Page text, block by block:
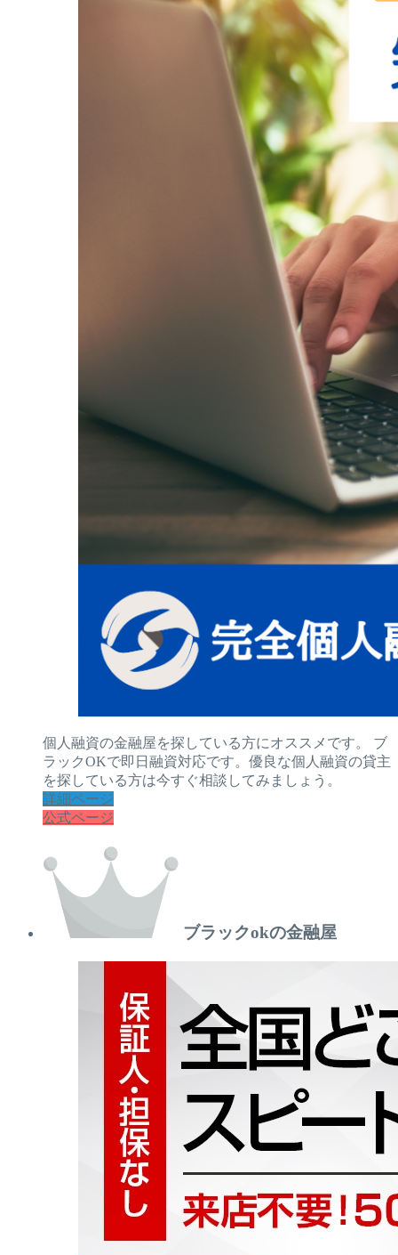
個人融資の金融屋を探している方にオススメです。 ブ
ラックOKで即日融資対応です。優良な個人融資の貸主
を探している方は今すぐ相談してみましょう。
詳細ページ
公式ページ
ブラックokの金融屋